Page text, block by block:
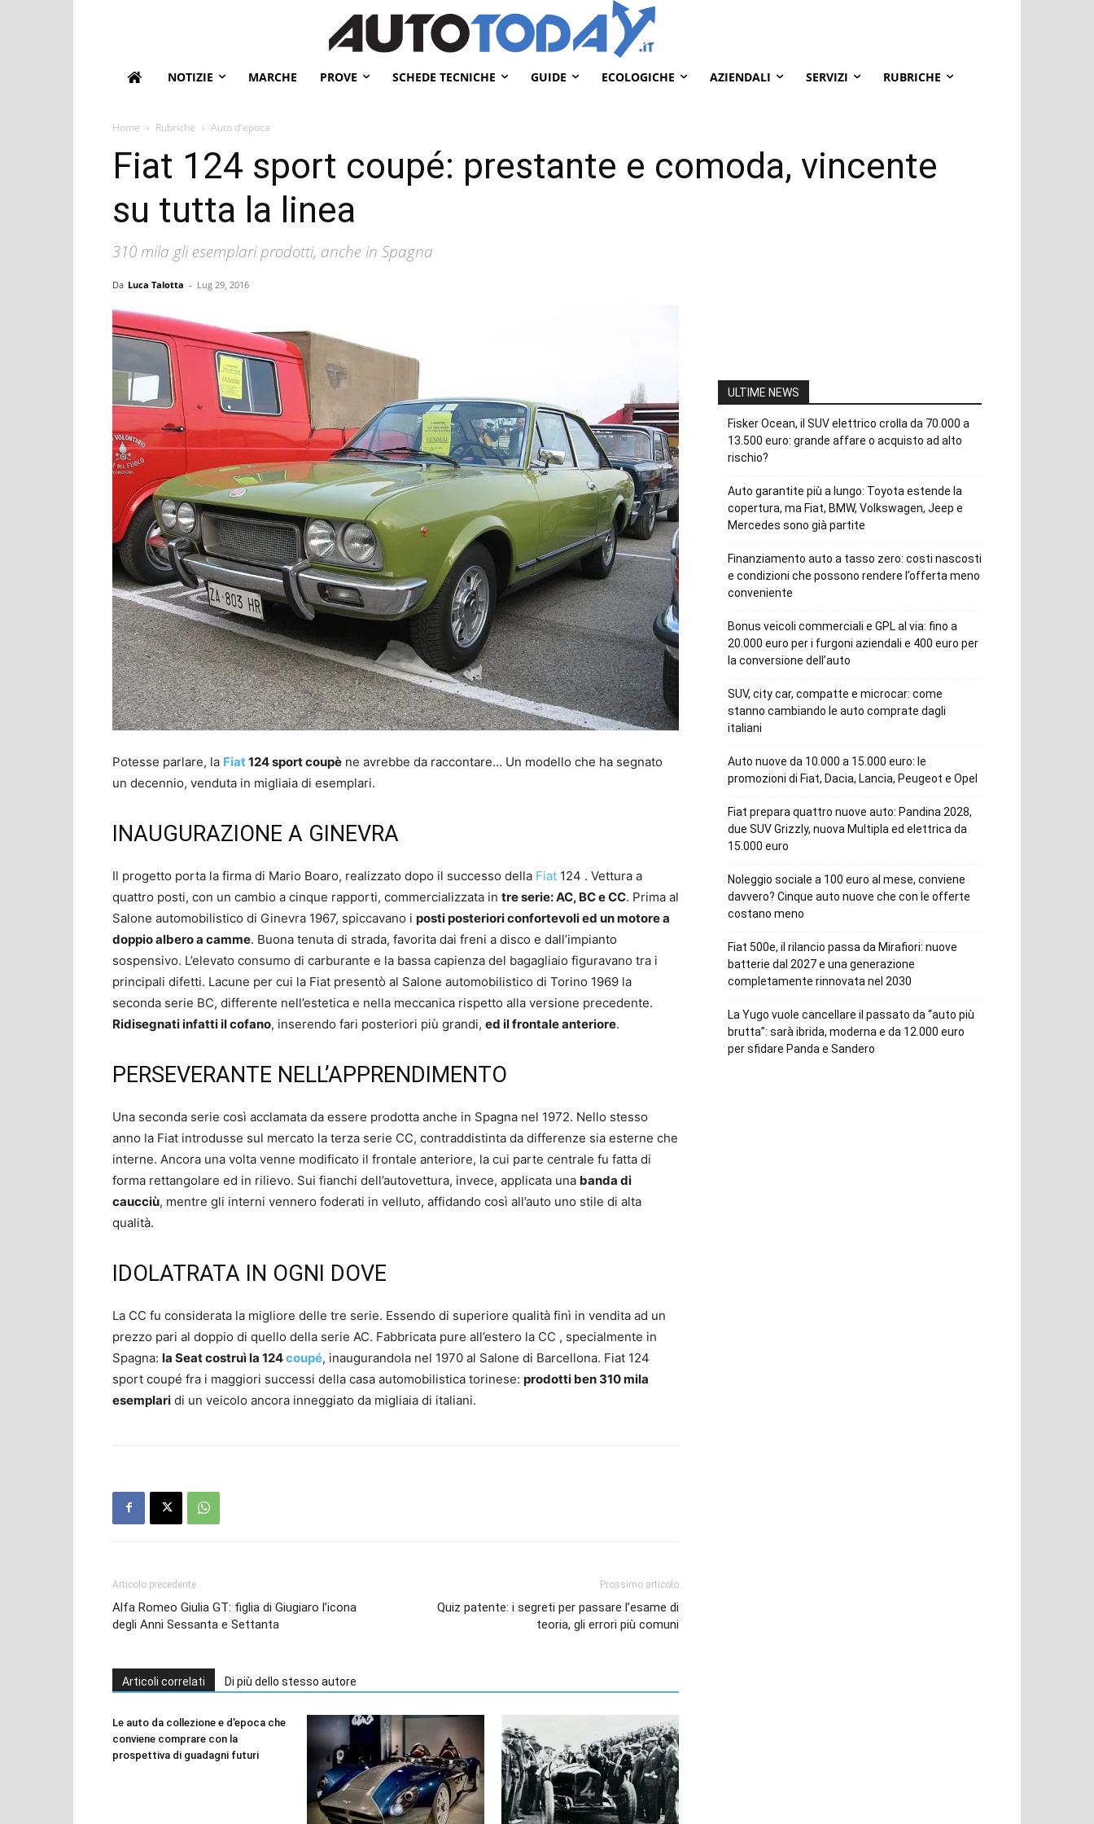
NOTIZIE MARCHE PROVE SCHEDE TECNICHE GUIDE ECOLOGICHE AZIENDALI SERVIZI RUBRICHE
Home Rubriche Auto d'epoca
Fiat 124 sport coupé: prestante e comoda, vincente
su tutta la linea
310 mila gli esemplari prodotti, anche in Spagna
Da Luca Talotta - Lug 29, 2016
Potesse parlare, la Fiat124 sport coupè ne avrebbe da raccontare… Un modello che ha segnato
un decennio, venduta in migliaia di esemplari.
INAUGURAZIONE A GINEVRA
Il progetto porta la firma di Mario Boaro, realizzato dopo il successo della Fiat 124 . Vettura a
quattro posti, con un cambio a cinque rapporti, commercializzata in tre serie: AC, BC e CC. Prima al
Salone automobilistico di Ginevra 1967, spiccavano i posti posteriori confortevoli ed un motore a
doppio albero a camme. Buona tenuta di strada, favorita dai freni a disco e dall’impianto
sospensivo. L’elevato consumo di carburante e la bassa capienza del bagagliaio figuravano tra i
principali difetti. Lacune per cui la Fiat presentò al Salone automobilistico di Torino 1969 la
seconda serie BC, differente nell’estetica e nella meccanica rispetto alla versione precedente.
Ridisegnati infatti il cofano, inserendo fari posteriori più grandi, ed il frontale anteriore.
PERSEVERANTE NELL’APPRENDIMENTO
Una seconda serie così acclamata da essere prodotta anche in Spagna nel 1972. Nello stesso
anno la Fiat introdusse sul mercato la terza serie CC, contraddistinta da differenze sia esterne che
interne. Ancora una volta venne modificato il frontale anteriore, la cui parte centrale fu fatta di
forma rettangolare ed in rilievo. Sui fianchi dell’autovettura, invece, applicata una banda di
caucciù, mentre gli interni vennero foderati in velluto, affidando così all’auto uno stile di alta
qualità.
IDOLATRATA IN OGNI DOVE
La CC fu considerata la migliore delle tre serie. Essendo di superiore qualità finì in vendita ad un
prezzo pari al doppio di quello della serie AC. Fabbricata pure all’estero la CC , specialmente in
Spagna: la Seat costruì la 124coupé, inaugurandola nel 1970 al Salone di Barcellona. Fiat 124
sport coupé fra i maggiori successi della casa automobilistica torinese: prodotti ben 310 mila
esemplari di un veicolo ancora inneggiato da migliaia di italiani.
Articolo precedente
Alfa Romeo Giulia GT: figlia di Giugiaro l’icona
degli Anni Sessanta e Settanta
Prossimo articolo
Quiz patente: i segreti per passare l’esame di
teoria, gli errori più comuni
Articoli correlati Di più dello stesso autore
Le auto da collezione e d’epoca che
conviene comprare con la
prospettiva di guadagni futuri
ULTIME NEWS
Fisker Ocean, il SUV elettrico crolla da 70.000 a
13.500 euro: grande affare o acquisto ad alto
rischio?
Auto garantite più a lungo: Toyota estende la
copertura, ma Fiat, BMW, Volkswagen, Jeep e
Mercedes sono già partite
Finanziamento auto a tasso zero: costi nascosti
e condizioni che possono rendere l’offerta meno
conveniente
Bonus veicoli commerciali e GPL al via: fino a
20.000 euro per i furgoni aziendali e 400 euro per
la conversione dell’auto
SUV, city car, compatte e microcar: come
stanno cambiando le auto comprate dagli
italiani
Auto nuove da 10.000 a 15.000 euro: le
promozioni di Fiat, Dacia, Lancia, Peugeot e Opel
Fiat prepara quattro nuove auto: Pandina 2028,
due SUV Grizzly, nuova Multipla ed elettrica da
15.000 euro
Noleggio sociale a 100 euro al mese, conviene
davvero? Cinque auto nuove che con le offerte
costano meno
Fiat 500e, il rilancio passa da Mirafiori: nuove
batterie dal 2027 e una generazione
completamente rinnovata nel 2030
La Yugo vuole cancellare il passato da “auto più
brutta”: sarà ibrida, moderna e da 12.000 euro
per sfidare Panda e Sandero